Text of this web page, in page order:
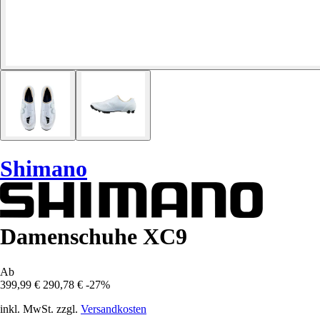
Shimano
Damenschuhe XC9
Ab
399,99 € 290,78 € -27%
inkl. MwSt. zzgl. Versandkosten